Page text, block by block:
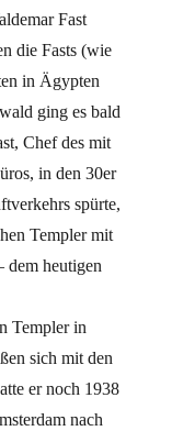
Fast
die Fasts (wie
in Ägypten
ging es bald
Chef des mit
in den 30er
spürte,
Templer mit
dem heutigen
Templer in
sich mit den
er noch 1938
nach